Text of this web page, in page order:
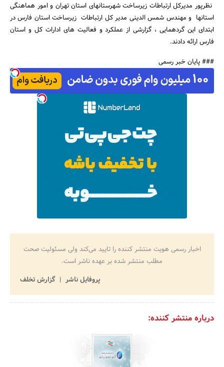
نظرپور مدیرکل ارتباطات زیرساخت شهرستانهای استان تهران و امور هماهنگی
استانها و مهندس شمس الدینی مدیر کل ارتباطات زیرساخت استان فارس در
ابتدای این گردهمایی ، گزارشی از عملکرد و فعالیت های ادارات کل و استان
فارس ارائه دادند.
### پایان خبر رسمی
اخبار رسمی هویت منتشر کننده را تایید می‌کند ولی مسئولیت صحت
مطلب منتشر شده بر عهده ناشر است.
پروفایل ناشر
گزارش تخلف
درباره منتشر کننده: